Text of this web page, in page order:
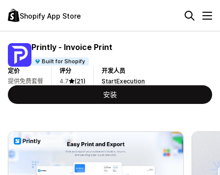
Shopify App Store
Printly ‑ Invoice Print
Built for Shopify
定价
提供免费套餐
评分
4.7
(21)
开发人员
StartExecution
安装